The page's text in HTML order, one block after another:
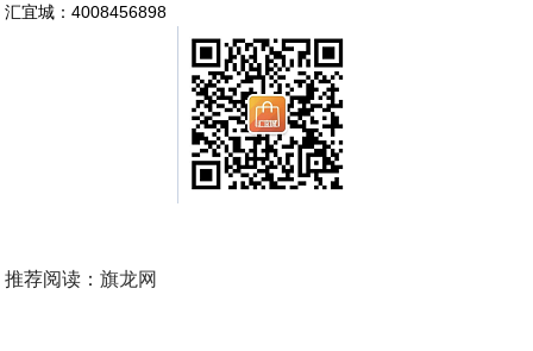
汇宜城：4008456898
推荐阅读：旗龙网